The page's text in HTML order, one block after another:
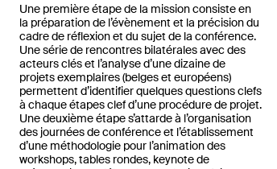
Une première étape de la mission consiste en
la préparation de l’évènement et la précision du
cadre de réflexion et du sujet de la conférence.
Une série de rencontres bilatérales avec des
acteurs clés et l’analyse d’une dizaine de
projets exemplaires (belges et européens)
permettent d’identifier quelques questions clefs
à chaque étapes clef d’une procédure de projet.
Une deuxième étape s’attarde à l’organisation
des journées de conférence et l’établissement
d’une méthodologie pour l’animation des
workshops, tables rondes, keynote de